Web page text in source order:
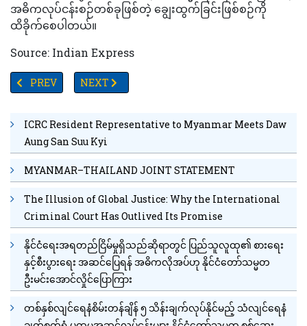
အဓိကလုပ်ငန်းစဉ်တစ်ခုဖြစ်တဲ့ ချွေးထွက်ခြင်းဖြစ်စဉ်ကို
ထိခိုက်စေပါတယ်။
Source: Indian Express
PREVIOUS ARTICLE: ရက်သတ္တပတ်များအတွင်းဆံပင်ပြန်ပေါက်စ
PREV NEXT ARTICLE: လောင်စာဆီဈေးနှုန်းမြင့်တက်လာ
NEXT
ICRC Resident Representative to Myanmar Meets Daw
Aung San Suu Kyi
MYANMAR–THAILAND JOINT STATEMENT
The Illusion of Global Justice: Why the International
Criminal Court Has Outlived Its Promise
နိုင်ငံရေးအရတည်ငြိမ်မှုရှိသည်ဆိုရာတွင် ပြည်သူလူထု၏ စားရေး
နှင့်စီးပွားရေး အဆင်ပြေရန် အဓိကလိုအပ်ဟု နိုင်ငံတော်သမ္မတ
ဦးမင်းအောင်လှိုင်ပြောကြား
တစ်နှစ်လျင်ရေနံစိမ်းတန်ချိန် ၅ သိန်းချက်လုပ်နိုင်မည့် သံလျင်ရေနံ